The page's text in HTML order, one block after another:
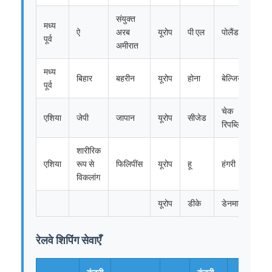
रेल माल भाड़ा
अमेज़ॅन को भेजें
ट्रक माल ढुलाई
गोदाम सेवा
मध्य
पूर्व
ऐ
संयुक्त
अरब
अमीरात
यूरोप पी एल पोलैंड
मध्य
पूर्व
बिहार बहरीन यूरोप होना बेल्जियम
एशिया जेपी जापान यूरोप सीजेड
चेक
रिपब्लिक
एशिया
शारीरिक
रूप से
विकलांग
फिलिपींस यूरोप हू हंगरी
यूरोप डीके डेनमार्क
रेलवे शिपिंग सेवाएँ